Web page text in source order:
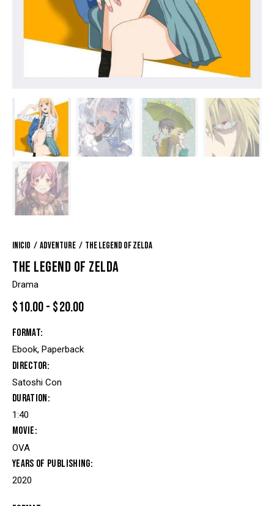
Inicio Adventure The legend of Zelda
THE LEGEND OF ZELDA
Drama
$10.00- $20.00
Format
Ebook, Paperback
Director
Satoshi Con
Duration
1:40
Movie
OVA
Years of Publishing
2020